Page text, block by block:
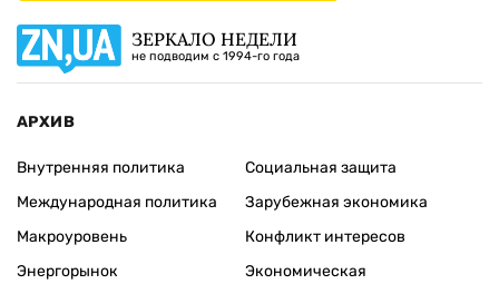
ЗЕРКАЛО НЕДЕЛИ
не подводим с 1994-го года
АРХИВ
Внутренняя политика
Международная политика
Макроуровень
Энергорынок
Социальная защита
Зарубежная экономика
Конфликт интересов
Экономическая